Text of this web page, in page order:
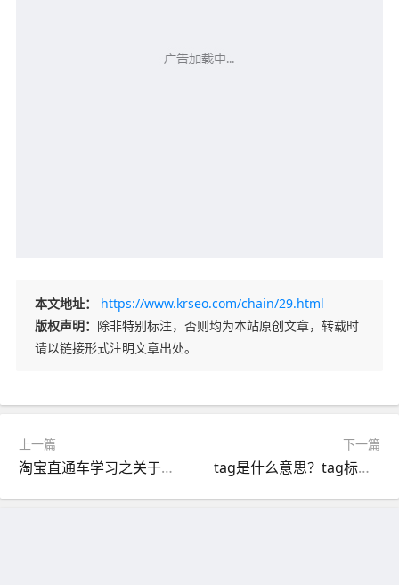
本文地址：
https://www.krseo.com/chain/29.html
版权声明： 除非特别标注，否则均为本站原创文章，转载时
请以链接形式注明文章出处。
上一篇
淘宝直通车学习之关于产品和关键词的投放误区
下一篇
tag是什么意思？tag标签如何正确使用？